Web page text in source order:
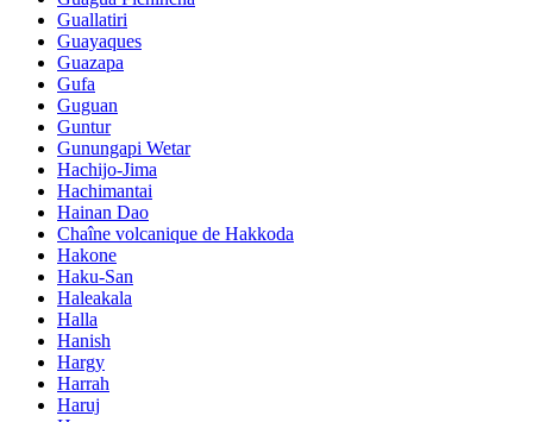
Guallatiri
Guayaques
Guazapa
Gufa
Guguan
Guntur
Gunungapi Wetar
Hachijo-Jima
Hachimantai
Hainan Dao
Chaîne volcanique de Hakkoda
Hakone
Haku-San
Haleakala
Halla
Hanish
Hargy
Harrah
Haruj